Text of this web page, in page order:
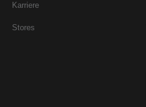
Karriere
Stores